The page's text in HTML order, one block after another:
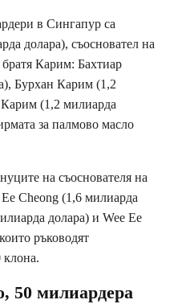
в Сингапур са
долара), съосновател на
Карим: Бахтиар
Бурхан Карим (1,2
(1,2 милиарда
за палмово масло
на съоснователя на
Cheong (1,6 милиарда
долара) и Wee Ee
ръководят
клона.
50 милиардера